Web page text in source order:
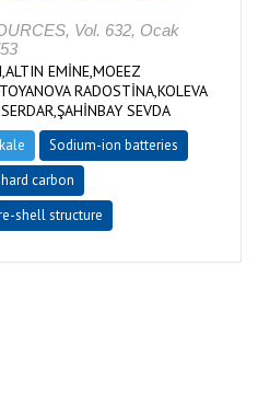
Vol. 632, Ocak
EMİNE,MOEEZ
RADOSTİNA,KOLEVA
SEVDA
Sodium-ion batteries
carbon
shell structure